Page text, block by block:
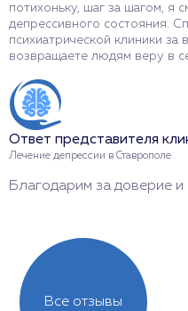
потихоньку, шаг за шагом, я
депрессивного состояния.
психиатрической клиники
возвращаете людям веру в
Ответ представителя
Лечение депрессии в Ставрополе
Благодарим за доверие
Все отзывы